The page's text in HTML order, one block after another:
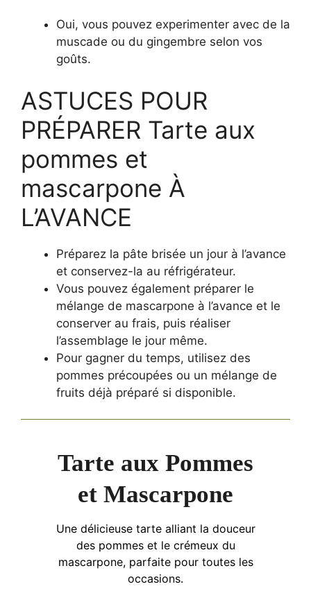
Oui, vous pouvez experimenter avec de la
muscade ou du gingembre selon vos
goûts.
ASTUCES POUR
PRÉPARER Tarte aux
pommes et
mascarpone À
L’AVANCE
Préparez la pâte brisée un jour à l’avance
et conservez-la au réfrigérateur.
Vous pouvez également préparer le
mélange de mascarpone à l’avance et le
conserver au frais, puis réaliser
l’assemblage le jour même.
Pour gagner du temps, utilisez des
pommes précoupées ou un mélange de
fruits déjà préparé si disponible.
Tarte aux Pommes
et Mascarpone
Une délicieuse tarte alliant la douceur
des pommes et le crémeux du
mascarpone, parfaite pour toutes les
occasions.